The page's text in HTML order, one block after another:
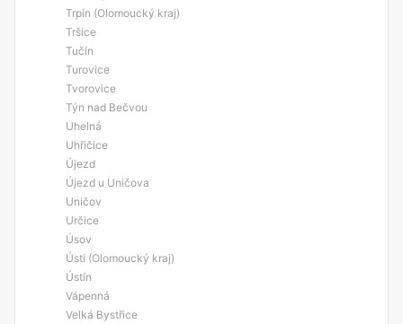
Trpín (Olomoucký kraj)
Tršice
Tučín
Turovice
Tvorovice
Týn nad Bečvou
Uhelná
Uhřičice
Újezd
Újezd u Uničova
Uničov
Určice
Úsov
Ústí (Olomoucký kraj)
Ústín
Vápenná
Velká Bystřice